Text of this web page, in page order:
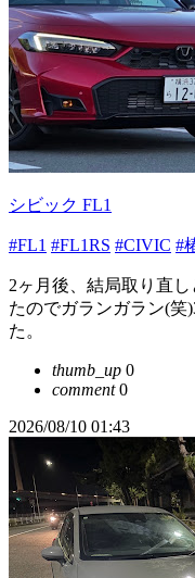
シビック FL1
#FL1 #FL1RS #CIVIC #
2ヶ月後、結局取り直
たのでガランガラン(笑
た。
thumb_up 0
comment0
2026/08/10 01:43